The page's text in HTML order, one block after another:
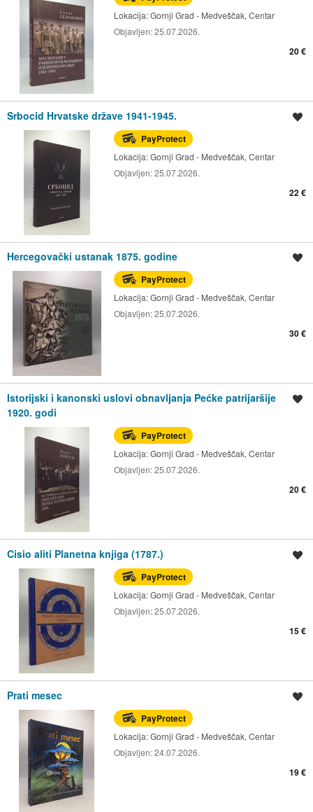
Lokacija:Gornji Grad - Medveščak, Centar
Objavljen:25.07.2026.
20 €
Srbocid Hrvatske države 1941-1945.
PayProtect
Lokacija:Gornji Grad - Medveščak, Centar
Objavljen:25.07.2026.
22 €
Hercegovački ustanak 1875. godine
PayProtect
Lokacija:Gornji Grad - Medveščak, Centar
Objavljen:25.07.2026.
30 €
Istorijski i kanonski uslovi obnavljanja Pećke patrijaršije
1920. godi
PayProtect
Lokacija:Gornji Grad - Medveščak, Centar
Objavljen:25.07.2026.
20 €
Cisio aliti Planetna knjiga (1787.)
PayProtect
Lokacija:Gornji Grad - Medveščak, Centar
Objavljen:25.07.2026.
15 €
Prati mesec
PayProtect
Lokacija:Gornji Grad - Medveščak, Centar
Objavljen:24.07.2026.
19 €